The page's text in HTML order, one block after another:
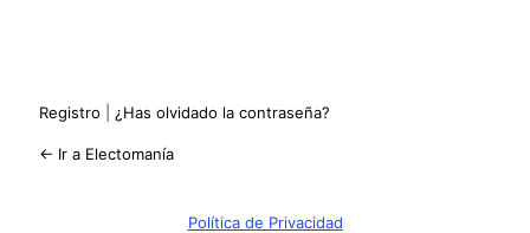
Registro ¿Has olvidado la contraseña?
← Ir a Electomanía
Política de Privacidad